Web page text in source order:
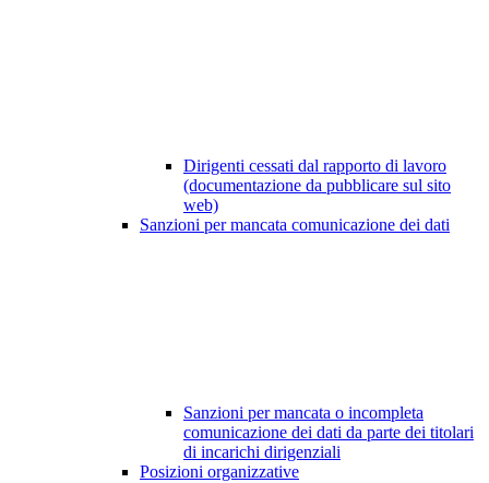
Dirigenti cessati dal rapporto di lavoro
(documentazione da pubblicare sul sito
web)
Sanzioni per mancata comunicazione dei dati
Sanzioni per mancata o incompleta
comunicazione dei dati da parte dei titolari
di incarichi dirigenziali
Posizioni organizzative